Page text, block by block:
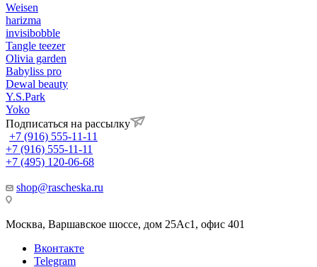
Weisen
harizma
invisibobble
Tangle teezer
Olivia garden
Babyliss pro
Dewal beauty
Y.S.Park
Yoko
Подписаться на рассылку
+7 (916) 555-11-11
+7 (916) 555-11-11
+7 (495) 120-06-68
shop@rascheska.ru
Москва, Варшавское шоссе, дом 25Аc1, офис 401
Вконтакте
Telegram